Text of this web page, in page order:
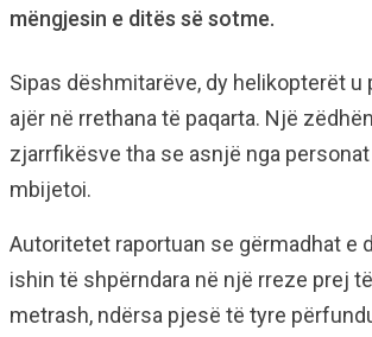
mëngjesin e ditës së sotme.
Sipas dëshmitarëve, dy helikopterët u
ajër në rrethana të paqarta. Një
zjarrfikësve tha se asnjë nga
mbijetoi.
Autoritetet raportuan se gërmadhat e
ishin të shpërndara në një rreze prej
metrash, ndërsa pjesë të tyre